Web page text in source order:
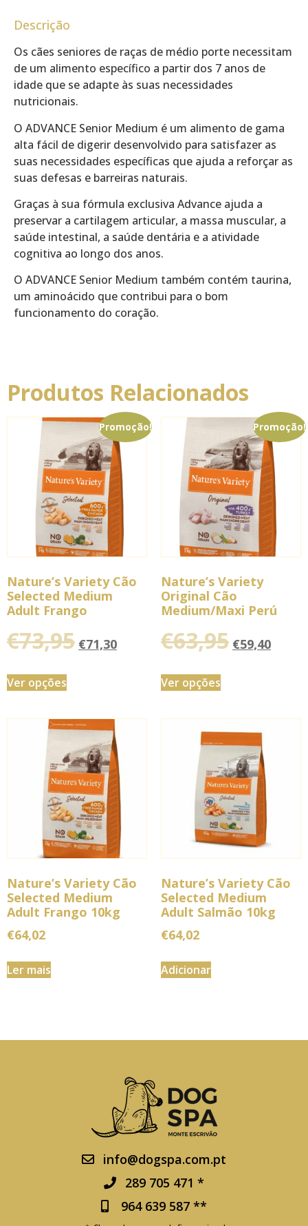
Descrição
Os cães seniores de raças de médio porte necessitam
de um alimento específico a partir dos 7 anos de
idade que se adapte às suas necessidades
nutricionais.
O ADVANCE Senior Medium é um alimento de gama
alta fácil de digerir desenvolvido para satisfazer as
suas necessidades específicas que ajuda a reforçar as
suas defesas e barreiras naturais.
Graças à sua fórmula exclusiva Advance ajuda a
preservar a cartilagem articular, a massa muscular, a
saúde intestinal, a saúde dentária e a atividade
cognitiva ao longo dos anos.
O ADVANCE Senior Medium também contém taurina,
um aminoácido que contribui para o bom
funcionamento do coração.
Produtos Relacionados
Promoção!
Nature’s Variety Cão
Selected Medium
Adult Frango
€73,95 €71,30
Ver opções
Promoção!
Nature’s Variety
Original Cão
Medium/Maxi Perú
€63,95 €59,40
Ver opções
Nature’s Variety Cão
Selected Medium
Adult Frango 10kg
€64,02
Ler mais
Nature’s Variety Cão
Selected Medium
Adult Salmão 10kg
€64,02
Adicionar
info@dogspa.com.pt
289 705 471 *
964 639 587 **